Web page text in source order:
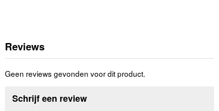
Reviews
Geen reviews gevonden voor dit product.
Schrijf een review